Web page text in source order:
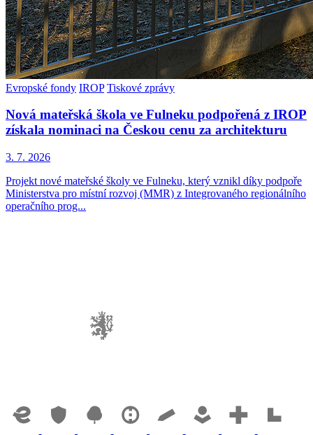
Evropské fondy IROP Tiskové zprávy
Nová mateřská škola ve Fulneku podpořená z IROP
získala nominaci na Českou cenu za architekturu
3. 7. 2026
Projekt nové mateřské školy ve Fulneku, který vznikl díky podpoře
Ministerstva pro místní rozvoj (MMR) z Integrovaného regionálního
operačního prog...